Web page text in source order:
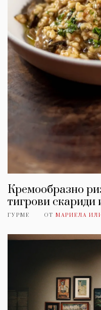
Кремообразно
тигрови скариди
ГУРМЕ ОТ МАРИЕЛА